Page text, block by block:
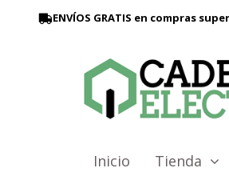
ENVÍOS GRATIS en compras
Inicio Tienda